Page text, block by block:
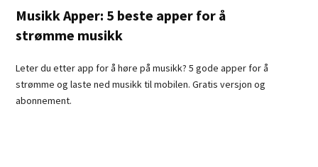
Musikk Apper: 5 beste apper for å
strømme musikk
Leter du etter app for å høre på musikk? 5 gode apper for å
strømme og laste ned musikk til mobilen. Gratis versjon og
abonnement.